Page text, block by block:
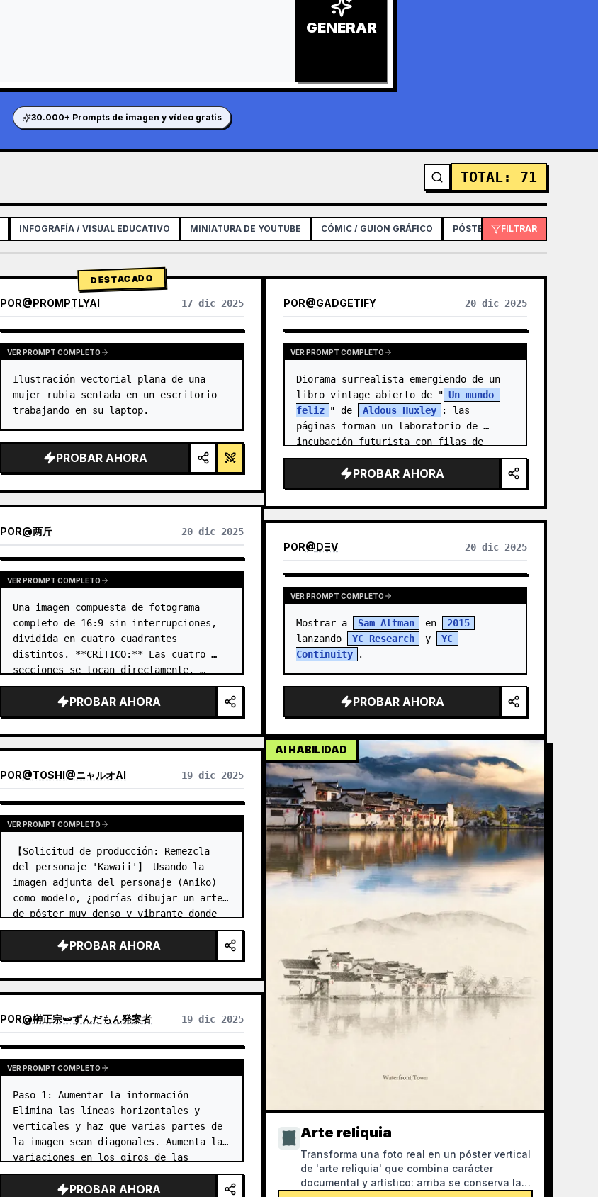
GENERAR
30.000+ Prompts de imagen y vídeo gratis
TOTAL: 71
INFOGRAFÍA / VISUAL EDUCATIVO MINIATURA DE YOUTUBE CÓMIC / GUION GRÁFICO PÓSTER / FOLLETO
FILTRAR
DESTACADO
POR@PROMPTLYAI 17 dic 2025
VER PROMPT COMPLETO
Ilustración vectorial plana de una
mujer rubia sentada en un escritorio
trabajando en su laptop.
PROBAR AHORA
POR@两斤 20 dic 2025
VER PROMPT COMPLETO
Una imagen compuesta de fotograma
completo de 16:9 sin interrupciones,
dividida en cuatro cuadrantes
distintos. **CRÍTICO:** Las cuatro
secciones se tocan directamente. …
PROBAR AHORA
POR@TOSHI@ニャルオAI 19 dic 2025
VER PROMPT COMPLETO
【Solicitud de producción: Remezcla
del personaje 'Kawaii'】 Usando la
imagen adjunta del personaje (Aniko)
como modelo, ¿podrías dibujar un arte
de póster muy denso y vibrante donde
ella se haya convertido en un ícono de
la moda Harajuku? 【Puntos a inferir】
Mej…
PROBAR AHORA
POR@榊正宗🫛ずんだもん発案者 19 dic 2025
VER PROMPT COMPLETO
Paso 1: Aumentar la información
Elimina las líneas horizontales y
verticales y haz que varias partes de
la imagen sean diagonales. Aumenta las
variaciones en los giros de las
articulaciones, la composición, las
poses, la inclinación de la cámara,
PROBAR AHORA
POR@GADGETIFY 20 dic 2025
VER PROMPT COMPLETO
Diorama surrealista emergiendo de un
libro vintage abierto de " Un mundo
feliz " de Aldous Huxley
: las
páginas forman un laboratorio de
incubación futurista con filas de
tubos de ensayo lu…
PROBAR AHORA
POR@DΞV 20 dic 2025
VER PROMPT COMPLETO
Mostrar a Sam Altman en
2015
lanzando
YC Research y
YC
Continuity
.
PROBAR AHORA
AI HABILIDAD
Arte reliquia
Transforma una foto real en un póster vertical
de 'arte reliquia' que combina carácter
documental y artístico: arriba se conserva la